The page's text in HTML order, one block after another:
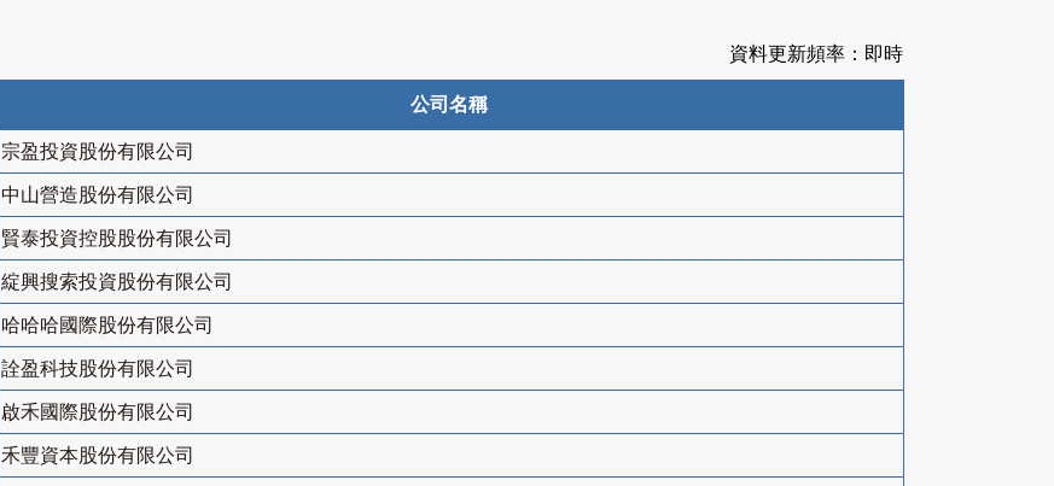
資料更新頻率：即時
公司名稱
宗盈投資股份有限公司
中山營造股份有限公司
賢泰投資控股股份有限公司
綻興搜索投資股份有限公司
哈哈哈國際股份有限公司
詮盈科技股份有限公司
啟禾國際股份有限公司
禾豐資本股份有限公司